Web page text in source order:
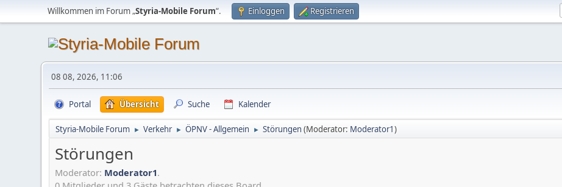
Willkommen im Forum „Styria-Mobile Forum“. Einloggen Registrieren
08 08, 2026, 11:06
Portal Übersicht Suche Kalender
Styria-Mobile Forum ► Verkehr ► ÖPNV - Allgemein ► Störungen (Moderator: Moderator1)
Störungen
Moderator: Moderator1.